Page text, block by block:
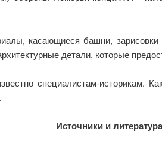
касающиеся башни,
детали, которые
специалистам-историкам.
Источники и